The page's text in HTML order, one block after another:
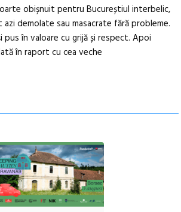
obișnuit pentru Bucureștiul interbelic,
demolate sau masacrate fără probleme.
în valoare cu grijă și respect. Apoi
în raport cu cea veche